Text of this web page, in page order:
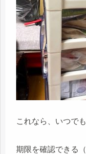
これなら、いつで
期限を確認できる（